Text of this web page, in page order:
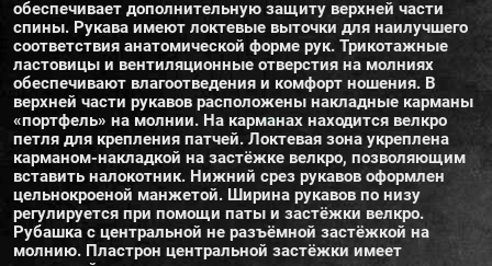
обеспечивает дополнительную защиту верхней части
спины. Рукава имеют локтевые выточки для наилучшего
соответствия анатомической форме рук. Трикотажные
ластовицы и вентиляционные отверстия на молниях
обеспечивают влагоотведения и комфорт ношения. В
верхней части рукавов расположены накладные карманы
«портфель» на молнии. На карманах находится велкро
петля для крепления патчей. Локтевая зона укреплена
карманом-накладкой на застёжке велкро, позволяющим
вставить налокотник. Нижний срез рукавов оформлен
цельнокроеной манжетой. Ширина рукавов по низу
регулируется при помощи паты и застёжки велкро.
Рубашка с центральной не разъёмной застёжкой на
молнию. Пластрон центральной застёжки имеет